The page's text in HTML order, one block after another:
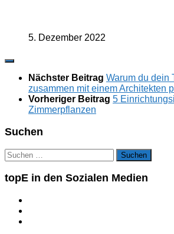
5. Dezember 2022
Nächster Beitrag Warum du dein
zusammen mit einem Architekten
Vorheriger Beitrag 5
Zimmerpflanzen
Suchen
Suchen
nach:
topE in den Sozialen Medien